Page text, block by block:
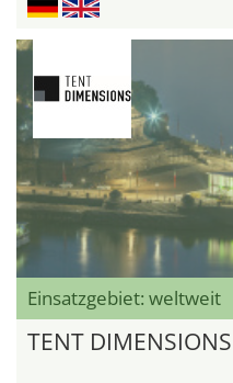
Einsatzgebiet: weltweit
TENT